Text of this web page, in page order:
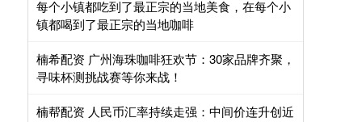
每个小镇都吃到了最正宗的当地美食，在每个小
镇都喝到了最正宗的当地咖啡
楠希配资 广州海珠咖啡狂欢节：30家品牌齐聚，
寻味杯测挑战赛等你来战！
楠帮配资 人民币汇率持续走强：中间价连升创近